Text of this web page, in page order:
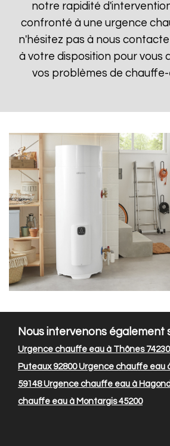
notre rapidité
confronté à une urgence
n'hésitez pas à nous
à votre disposition pour vous
vos problèmes de
Nous intervenons également
Urgence chauffe eau à Thônes 74230
Puteaux 92800Urgence chauffe eau
59148Urgence chauffe eau à
chauffe eau à Montargis 45200